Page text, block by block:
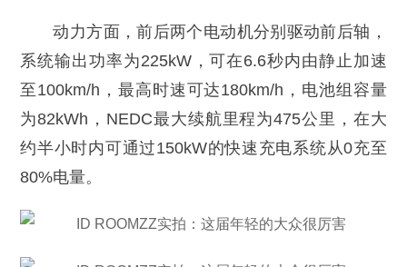
动力方面，前后两个电动机分别驱动前后轴，
系统输出功率为225kW，可在6.6秒内由静止加速
至100km/h，最高时速可达180km/h，电池组容量
为82kWh，NEDC最大续航里程为475公里，在大
约半小时内可通过150kW的快速充电系统从0充至
80%电量。